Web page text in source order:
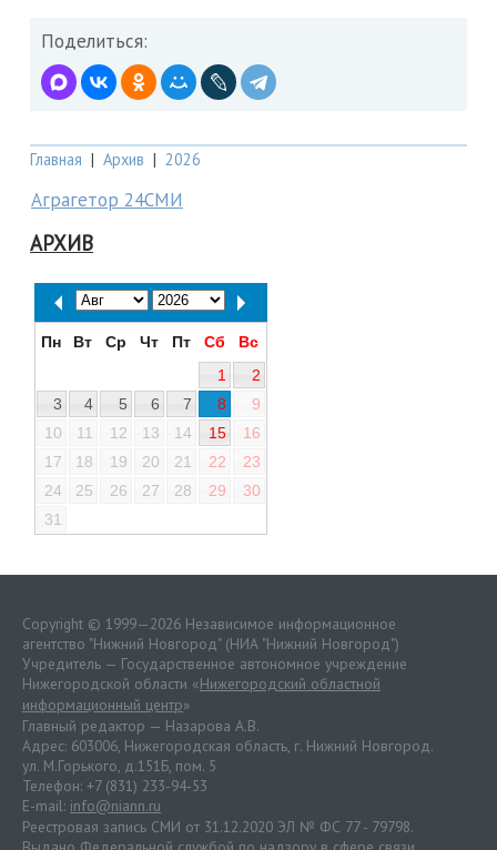
Поделиться:
Главная | Архив | 2026
Аграгетор 24СМИ
АРХИВ
Пн Вт Ср Чт Пт Сб
Вс
1
2
3
4 5 6 7 8
9
10
11 12 13 14 15
16
17
18 19 20 21 22
23
24
25 26 27 28 29
30
31
Copyright © 1999—2026 Независимое информационное
агентство "Нижний Новгород" (НИА "Нижний Новгород")
Учредитель — Государственное автономное учреждение
Нижегородской области «Нижегородский областной
информационный центр»
Главный редактор — Назарова А.В.
Адрес: 603006, Нижегородская область, г. Нижний Новгород.
ул. М.Горького, д.151Б, пом. 5
Телефон: +7 (831) 233-94-53
E-mail: info@niann.ru
Реестровая запись СМИ от 31.12.2020 ЭЛ № ФС 77 - 79798.